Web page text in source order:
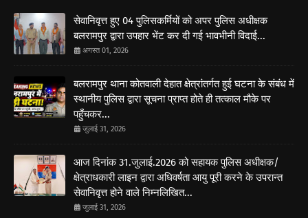
सेवानिवृत्त हुए 04 पुलिसकर्मियों को अपर पुलिस अधीक्षक
बलरामपुर द्वारा उपहार भेंट कर दी गई भावभीनी विदाई...
अगस्त 01, 2026
बलरामपुर थाना कोतवाली देहात क्षेत्रांतर्गत हुई घटना के संबंध में
स्थानीय पुलिस द्वारा सूचना प्राप्त होते ही तत्काल मौके पर
पहुँचकर...
जुलाई 31, 2026
आज दिनांक 31.जुलाई.2026 को सहायक पुलिस अधीक्षक/
क्षेत्राधकारी लाइन द्वारा अधिवर्षता आयु पूरी करने के उपरान्त
सेवानिवृत्त होने वाले निम्नलिखित...
जुलाई 31, 2026